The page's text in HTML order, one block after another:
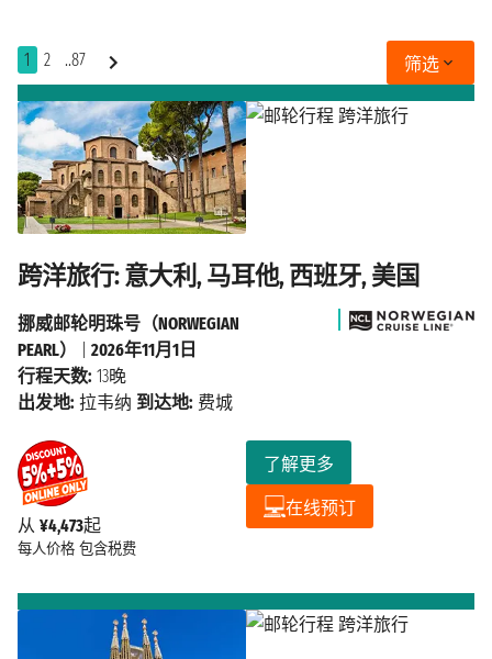
1 2 ..87 筛选
跨洋旅行: 意大利, 马耳他, 西班牙, 美国
从 ¥4,473起
每人价格 包含税费
了解更多
在线预订
挪威邮轮明珠号（NORWEGIAN
PEARL）
2026年11月1日
行程天数: 13晚
出发地: 拉韦纳 到达地: 费城